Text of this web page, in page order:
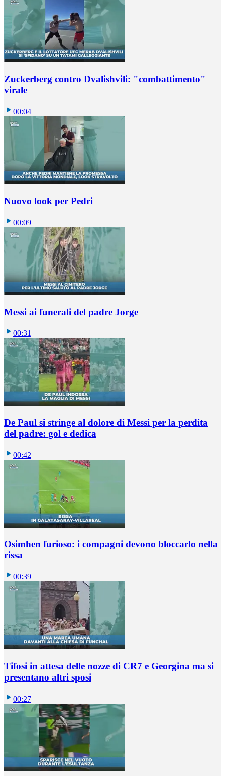
Zuckerberg contro Dvalishvili: "combattimento"
virale
00:04
Nuovo look per Pedri
00:09
Messi ai funerali del padre Jorge
00:31
De Paul si stringe al dolore di Messi per la perdita
del padre: gol e dedica
00:42
Osimhen furioso: i compagni devono bloccarlo nella
rissa
00:39
Tifosi in attesa delle nozze di CR7 e Georgina ma si
presentano altri sposi
00:27